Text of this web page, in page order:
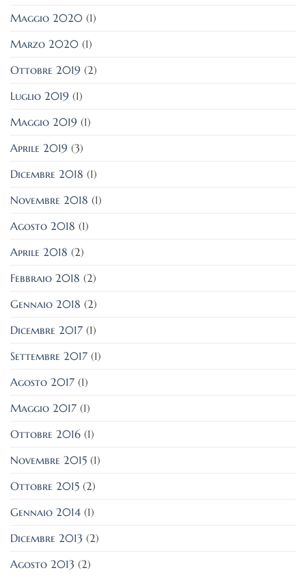
Maggio 2020 (1)
Marzo 2020 (1)
Ottobre 2019 (2)
Luglio 2019 (1)
Maggio 2019 (1)
Aprile 2019 (3)
Dicembre 2018 (1)
Novembre 2018 (1)
Agosto 2018 (1)
Aprile 2018 (2)
Febbraio 2018 (2)
Gennaio 2018 (2)
Dicembre 2017 (1)
Settembre 2017 (1)
Agosto 2017 (1)
Maggio 2017 (1)
Ottobre 2016 (1)
Novembre 2015 (1)
Ottobre 2015 (2)
Gennaio 2014 (1)
Dicembre 2013 (2)
Agosto 2013 (2)